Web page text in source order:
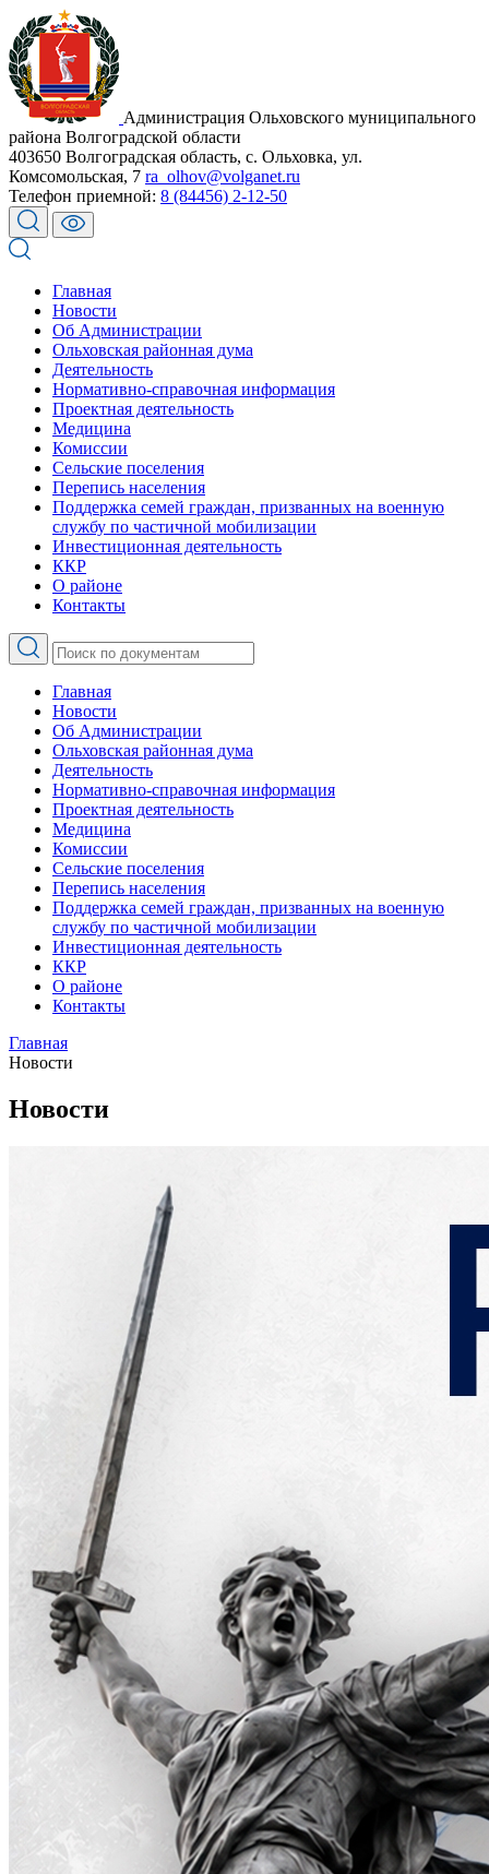
Администрация Ольховского муниципального
района Волгоградской области
403650 Волгоградская область, с. Ольховка, ул.
Комсомольская, 7 ra_olhov@volganet.ru
Телефон приемной: 8 (84456) 2-12-50
Главная
Новости
Об Администрации
Ольховская районная дума
Деятельность
Нормативно-справочная информация
Проектная деятельность
Медицина
Комиссии
Сельские поселения
Перепись населения
Поддержка семей граждан, призванных на военную
службу по частичной мобилизации
Инвестиционная деятельность
ККР
О районе
Контакты
Главная
Новости
Об Администрации
Ольховская районная дума
Деятельность
Нормативно-справочная информация
Проектная деятельность
Медицина
Комиссии
Сельские поселения
Перепись населения
Поддержка семей граждан, призванных на военную
службу по частичной мобилизации
Инвестиционная деятельность
ККР
О районе
Контакты
Главная
Новости
Новости